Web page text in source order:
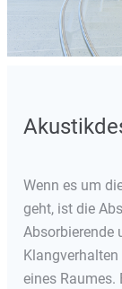
Wenn es um
geht, ist die
Absorbierende
eines Raumes.